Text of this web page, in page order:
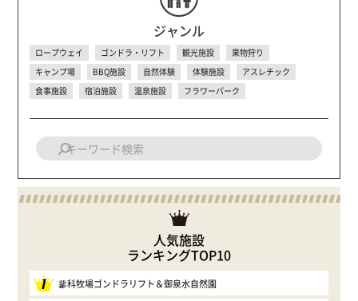
ジャンル
ロープウェイ ゴンドラ・リフト 観光施設
果物狩り
キャンプ場
BBQ施設 自然体験 体験施設
アスレチック
食事施設
宿泊施設 温泉施設 フラワーパーク
人気施設
ランキングTOP10
1 蓼科牧場ゴンドラリフト＆御泉水自然園